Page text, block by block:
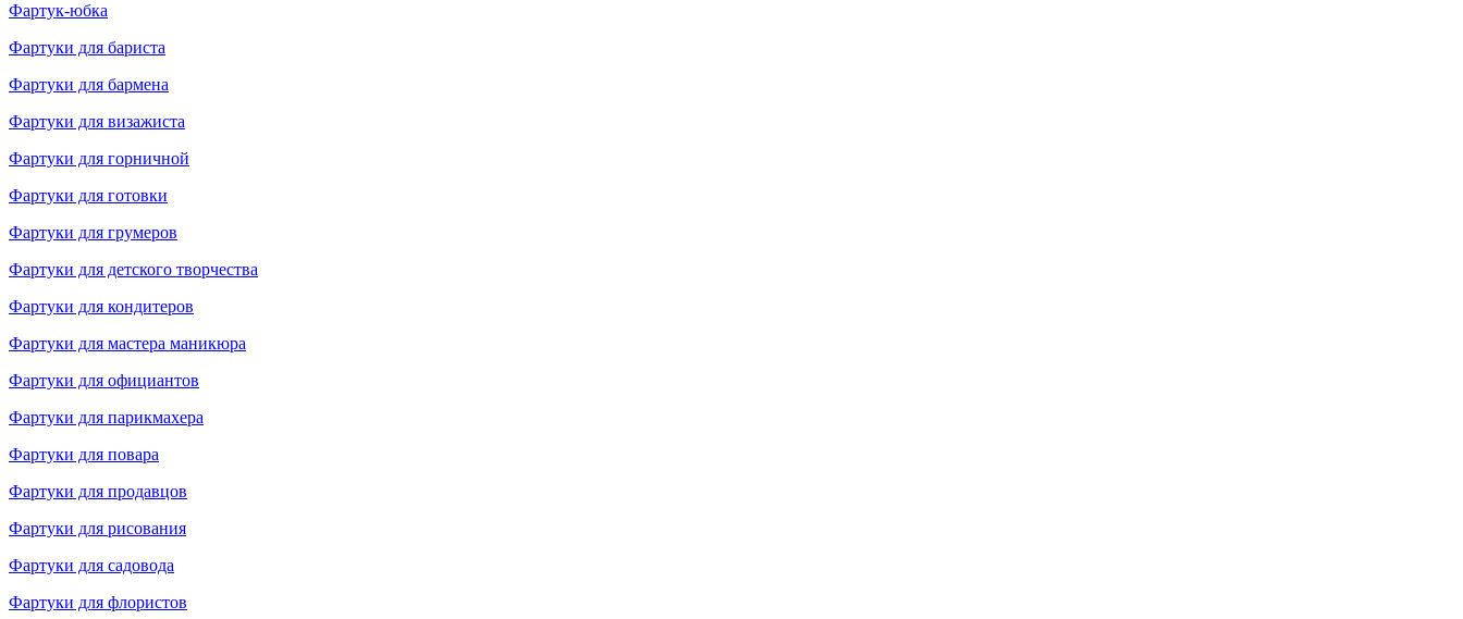
Фартук-юбка
Фартуки для бариста
Фартуки для бармена
Фартуки для визажиста
Фартуки для горничной
Фартуки для готовки
Фартуки для грумеров
Фартуки для детского творчества
Фартуки для кондитеров
Фартуки для мастера маникюра
Фартуки для официантов
Фартуки для парикмахера
Фартуки для повара
Фартуки для продавцов
Фартуки для рисования
Фартуки для садовода
Фартуки для флористов